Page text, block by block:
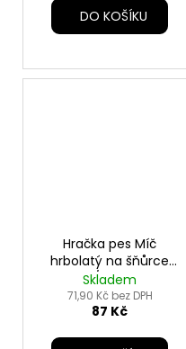
DO KOŠÍKU
Hračka pes Míč
hrbolatý na šňůrce
6cm/30cm TR
Skladem
71,90 Kč bez DPH
87 Kč